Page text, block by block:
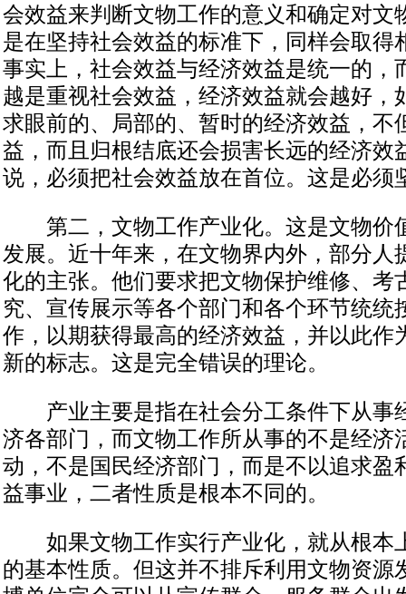
会效益来判断文物工作的意义和确定对文
是在坚持社会效益的标准下，同样会取得
事实上，社会效益与经济效益是统一的，
越是重视社会效益，经济效益就会越好，
求眼前的、局部的、暂时的经济效益，不
益，而且归根结底还会损害长远的经济效
说，必须把社会效益放在首位。这是必须
第二，文物工作产业化。这是文物价
发展。近十年来，在文物界内外，部分人
化的主张。他们要求把文物保护维修、考
究、宣传展示等各个部门和各个环节统统
作，以期获得最高的经济效益，并以此作
新的标志。这是完全错误的理论。
产业主要是指在社会分工条件下从事
济各部门，而文物工作所从事的不是经济
动，不是国民经济部门，而是不以追求盈
益事业，二者性质是根本不同的。
如果文物工作实行产业化，就从根本
的基本性质。但这并不排斥利用文物资源